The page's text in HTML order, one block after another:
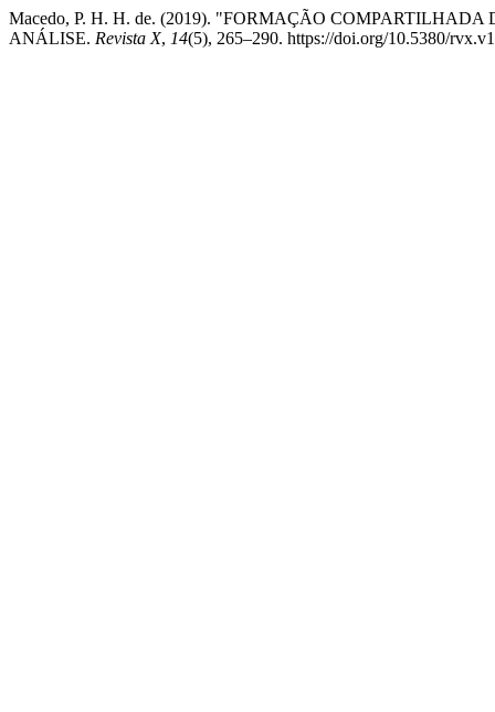
Macedo, P. H. H. de. (2019). "FORMAÇÃO
ANÁLISE. Revista X, 14(5), 265–290. https://doi.org/10.5380/